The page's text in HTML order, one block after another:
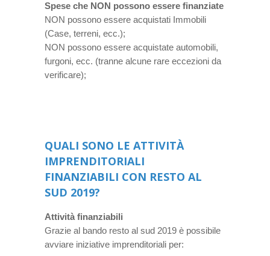
Spese che NON possono essere finanziate
NON possono essere acquistati Immobili
(Case, terreni, ecc.);
NON possono essere acquistate automobili,
furgoni, ecc. (tranne alcune rare eccezioni da
verificare);
QUALI SONO LE ATTIVITÀ
IMPRENDITORIALI
FINANZIABILI CON RESTO AL
SUD 2019?
Attività finanziabili
Grazie al bando resto al sud 2019 è possibile
avviare iniziative imprenditoriali per: